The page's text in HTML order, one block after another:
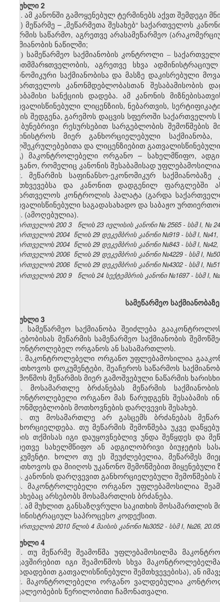
მუხლი 2
1. ამ კანონში გამოყენებულ ტერმინებს აქვთ შემდეგი
ა) მეწარმე – „მეწარმეთა შესახებ“ საქართველოს
ფორმის საწარმო, აგრეთვე არასამეწარმეო
საქმიანობის ნაწილში;
ბ) სამეწარმეო საქმიანობის კონტროლი –
თვითმმარsთველობის,აგრეთვე სხვა ადმინისტრაციულ
ეკონომიკური საქმიანობისა და მასზე დაკისრებული
საქართველოს
კანონმდებლობასთან შესაბამისობის
შესაბამისი სანქციის დადება. ამ კანონის
გათვალისწინებული ლიცენზიის, ნებართვის,
აქტის შედგენა, გარემოს დაცვის სფეროში
და ბუნებრივი რესურსებით სარგებლობის
სამინისტროს მიერ განხორციელებული
ხელშეკრულებებითა და ლიცენზიებით
გ) მაკონტროლებელი ორგანო – სახელმწიფო,
ორგანო, რომელიც კანონის შესაბამისად
2. მეწარმის საფინანსო-ეკონომიკურ
შემთხვევებსა და კანონით დადგენილ ფარგლებში
საქართველოს კონტროლის პალატა (გარდა
გათვალისწინებული საგადასახადო და საბაჟო
3. (ამოღებულია).
საქართველოს 200 3 წლის 23 ივლისის კანონი № 2565 - სსმ I, № 24
საქართველოს 2004 წლის 29 დეკემბრის კანონი №919 - სსმ I, №41,
საქართველოს 2004 წლის 29 დეკემბრის კანონი №843 - სსმ I, №42,
საქართველოს 2006 წლის 29 დეკემბრის კანონი №4229 - სსმ I,
საქართველოს 2006 წლის 29 დეკემბრის კანონი №4302 - სსმ I,
საქართველოს 200 9 წლის 24 სექტემბრის კანონი №1697 - სსმ I,
სამეწარმეო
მუხლი 3
1. სამეწარმეო საქმიანობა შეიძლება
არსებობისას მეწარმის სამეწარმეო საქმიანობის
მაკონტროლებელ ორგანოს ან სასამართლოს.
2. მაკონტროლებელი ორგანო უფლებამოსილია
მოითხოვოს დოკუმენტები, შეაჩეროს საწარმოს
შეამოწმოს მეწარმის მიერ გამოშვებული ნაწარმის
3. მოსამართლე ბრძანებას მეწარმის
მაკონტროლებელი ორგანო მას წარუდგენს შესაბამის
კანონმდებლობის მოთხოვნების დარღვევის შესახებ.
4. თუ მოსამართლე არ გასცემს ბრძანებას
განხორციელდება. თუ მეწარმის შემოწმება უკვე
უარის თქმისას იგი დაუყოვნებლივ უნდა შეწყდეს და
აგრეთვე სახელმწიფო ან ადგილობრივი ბიუჯეტის
დოკუმენტი. ხოლო თუ ეს შეუძლებელია, მეწარმეს
მოითხოვოს და მიიღოს უკანონო შემოწმებით მიყენებული
5. კანონის დარღვევით განხორციელებული
6. მაკონტროლებელი ორგანო უფლებამოსილია
შესახებაც არსებობს მოსამართლის ბრძანება.
7. ამ მუხლით განსაზღვრული საკითხის მოსამართლის
ადმინისტრაციულ საპროცესო კოდექსით.
საქართველოს 2010 წლის 4 მაისის კანონი №3052 - სსმ I, №26,
მუხლი 4
1. თუ მეწარმე შეამოწმა უფლებამოსილმა
დაკავშირებით იგი შეამოწმოს სხვა
წინადადებით გათვალისწინებული შემთხვევებისა), ან
2. მაკონტროლებელი ორგანო ვალდებულია
მოვალეობების წერილობითი ჩამონათვალი.